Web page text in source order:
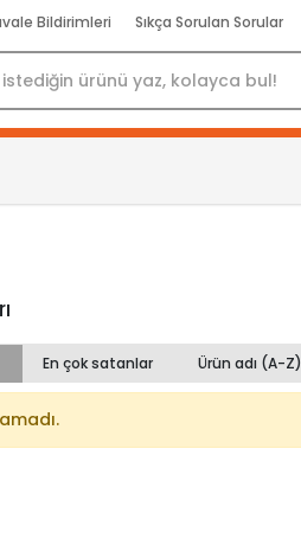
Bildirimleri Sıkça Sorulan Sorular
En çok satanlar Ürün adı (A-Z)